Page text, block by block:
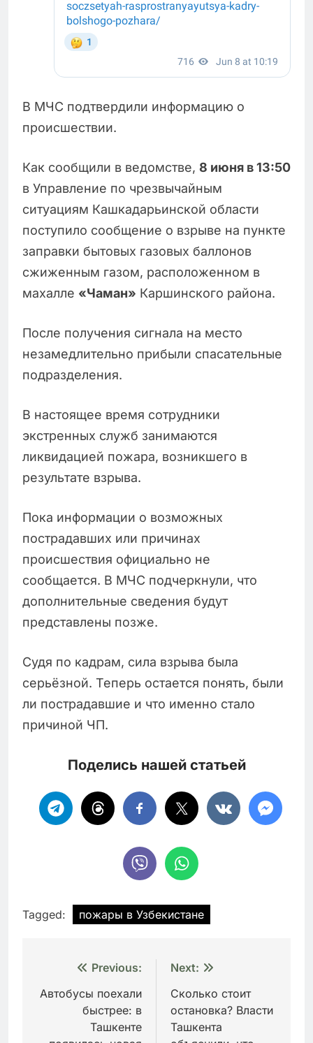
В МЧС подтвердили информацию о
происшествии.
Как сообщили в ведомстве, 8 июня в 13:50
в Управление по чрезвычайным
ситуациям Кашкадарьинской области
поступило сообщение о взрыве на пункте
заправки бытовых газовых баллонов
сжиженным газом, расположенном в
махалле «Чаман» Каршинского района.
После получения сигнала на место
незамедлительно прибыли спасательные
подразделения.
В настоящее время сотрудники
экстренных служб занимаются
ликвидацией пожара, возникшего в
результате взрыва.
Пока информации о возможных
пострадавших или причинах
происшествия официально не
сообщается. В МЧС подчеркнули, что
дополнительные сведения будут
представлены позже.
Судя по кадрам, сила взрыва была
серьёзной. Теперь остается понять, были
ли пострадавшие и что именно стало
причиной ЧП.
Поделись нашей статьей
Tagged: пожары в Узбекистане
Навигация
по
записям
Previous:
Автобусы поехали
быстрее: в
Ташкенте
Next:
Сколько стоит
остановка? Власти
Ташкента